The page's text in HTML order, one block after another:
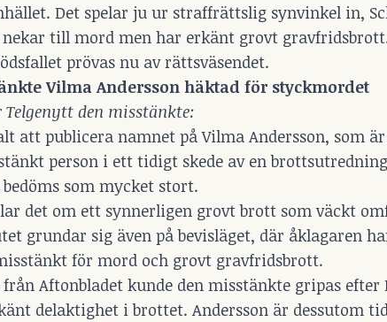
Det spelar ju ur straffrättslig synvinkel in,
till mord men har erkänt grovt
prövas nu av rättsväsendet.
Vilma Andersson häktad för styckmordet
den misstänkte:
att publicera namnet på Vilma Andersson, som
person i ett tidigt skede av en
som mycket stort.
det om ett synnerligen grovt brott som väckt
grundar sig även på bevisläget, där åklagaren
för mord och grovt gravfridsbrott.
Aftonbladet kunde den misstänkte gripas
delaktighet i brottet. Andersson är dessutom